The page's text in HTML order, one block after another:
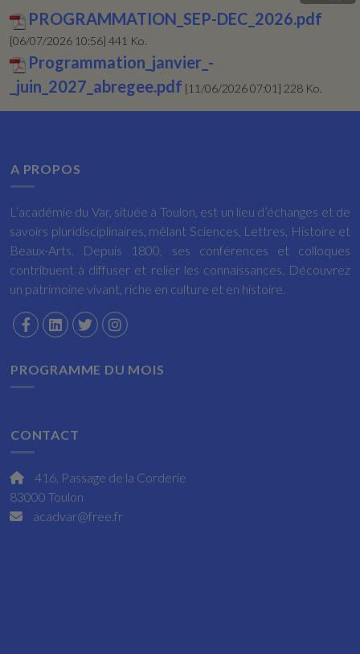
PROGRAMMATION_SEP-DEC_2026.pdf
[06/07/2026 10:56] 441 Ko.
Programmation_janvier_-
_juin_2027_abregee.pdf [11/06/2026 07:01] 228 Ko.
A PROPOS
L’académie du Var, située à Toulon, est un lieu d’échanges et de
savoirs pluridisciplinaires, mêlant Sciences, Lettres, Histoire et
Beaux-Arts. Depuis 1800, ses conférences et colloques
contribuent à diffuser et relier les connaissances. Découvrez
un patrimoine vivant, riche en culture et en histoire.
PROGRAMME DU MOIS
CONTACT
416, Passage de la Corderie
83000 Toulon
acadvar@free.fr